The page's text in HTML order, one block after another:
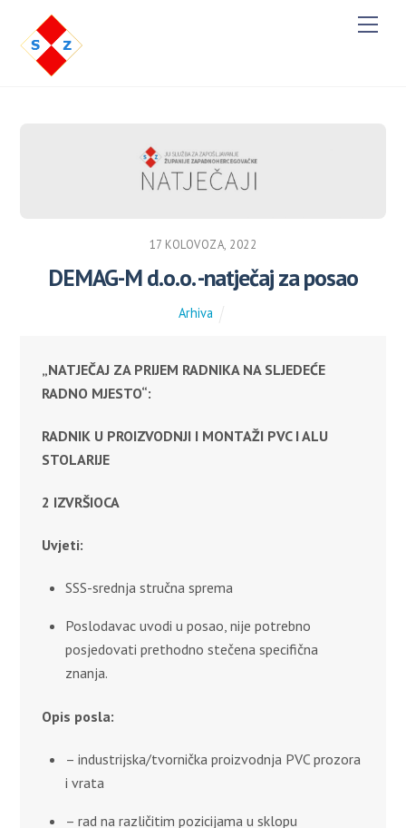
M
e
17 KOLOVOZA, 2022
DEMAG-M d.o.o. -natječaj za posao
Arhiva
„NATJEČAJ ZA PRIJEM RADNIKA NA SLJEDEĆE
RADNO MJESTO“:
RADNIK U PROIZVODNJI I MONTAŽI PVC I ALU
STOLARIJE
2 IZVRŠIOCA
Uvjeti:
SSS-srednja stručna sprema
Poslodavac uvodi u posao, nije potrebno
posjedovati prethodno stečena specifična
znanja.
Opis posla:
– industrijska/tvornička proizvodnja PVC prozora
i vrata
– rad na različitim pozicijama u sklopu